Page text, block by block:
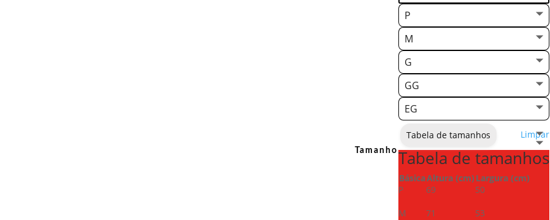
Tamanho
P
M
G
GG
EG
Limpar
Tabela de tamanhos
Tabela de tamanhos
BásicaAltura (cm) Largura (cm)
P
69
50
M
71
53